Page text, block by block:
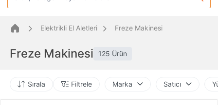
Elektrikli El Aletleri Freze Makinesi
Freze Makinesi 125 Ürün
Sırala Filtrele Marka Satıcı